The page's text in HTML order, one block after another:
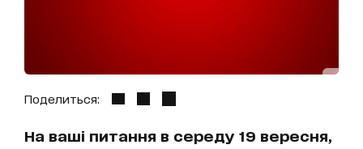
Поделиться:
На ваші питання в середу 19 вересня,